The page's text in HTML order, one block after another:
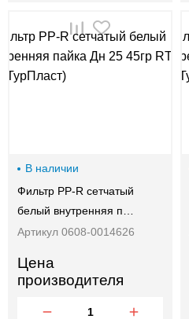
В наличии
Фильтр PP-R сетчатый
белый внутренняя п…
Артикул 0608-0014626
Цена
производителя